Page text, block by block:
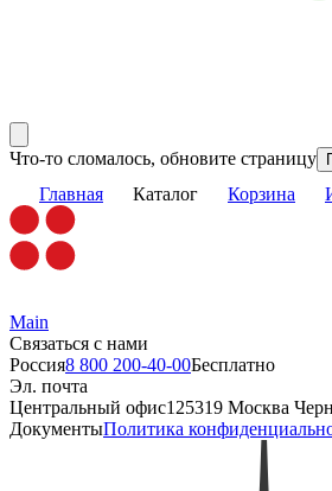
Что-то сломалось, обновите страницу
Главная Каталог Корзина
Main
Связаться с нами
Россия8 800 200-40-00Бесплатно
Эл. почта
Центральный офис125319 Москва
ДокументыПолитика